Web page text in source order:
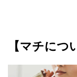
【マチにつ